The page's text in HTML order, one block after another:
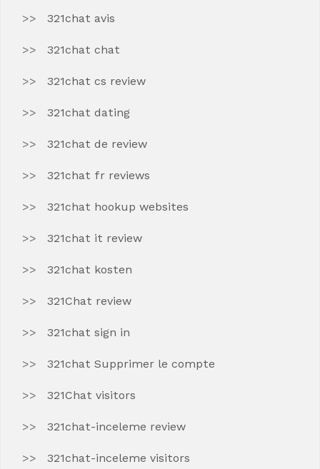
321chat avis
321chat chat
321chat cs review
321chat dating
321chat de review
321chat fr reviews
321chat hookup websites
321chat it review
321chat kosten
321Chat review
321chat sign in
321chat Supprimer le compte
321Chat visitors
321chat-inceleme review
321chat-inceleme visitors